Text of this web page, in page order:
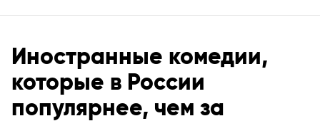
Иностранные комедии,
которые в России
популярнее, чем за